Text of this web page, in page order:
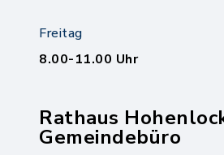
Freitag
8.00-11.00 Uhr
Rathaus
Gemeindebüro